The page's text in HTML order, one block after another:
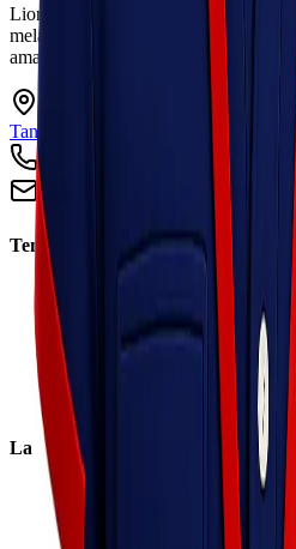
Lionel Express adalah perusahaan
melayani pengiriman barang ke
aman, dan harga kompetitif.
Ruko Garden Square Blok G
Tangerang, Banten 15124
+62 813 8838 8182
info@lionelexpress.com
Tentang Kami
Visi & Misi
Sosial Perusahaan
Karir
Cabang
Informasi
Layanan
Express
Regular
Eco